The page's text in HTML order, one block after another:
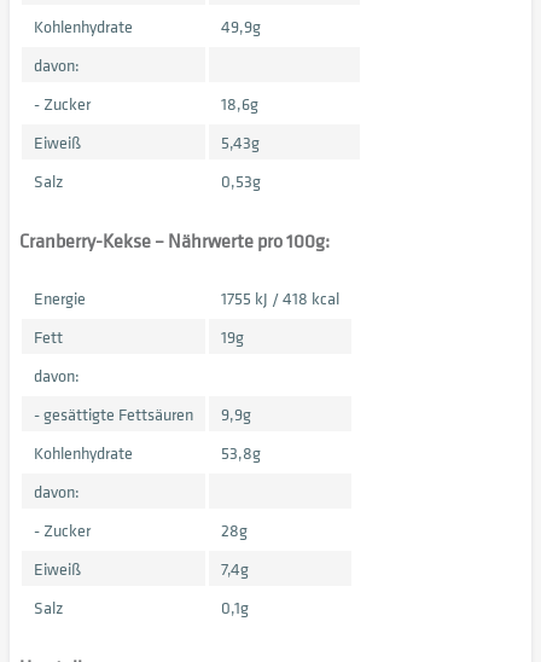
Kohlenhydrate
49,9g
davon:
- Zucker
18,6g
Eiweiß
5,43g
Salz
0,53g
Cranberry-Kekse – Nährwerte pro 100g:
Energie
1755 kJ / 418 kcal
Fett
19g
davon:
- gesättigte Fettsäuren
9,9g
Kohlenhydrate
53,8g
davon:
- Zucker
28g
Eiweiß
7,4g
Salz
0,1g